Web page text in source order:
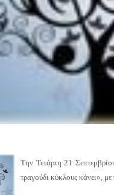
Την Τετάρτη 21
τραγούδι κύκλους κάνει», με